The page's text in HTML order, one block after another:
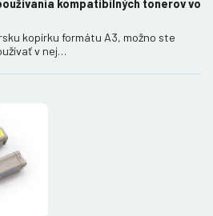
kompatibilných tonerov vo
kopírku formátu A3, možno ste
v nej…